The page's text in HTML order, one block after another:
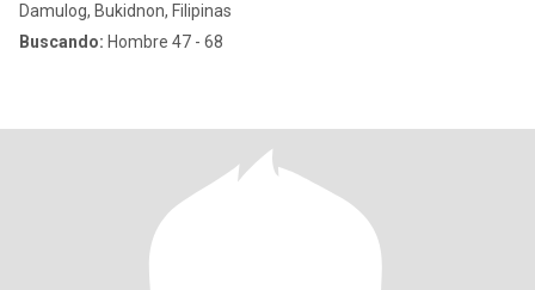
Damulog, Bukidnon, Filipinas
Buscando: Hombre 47 - 68